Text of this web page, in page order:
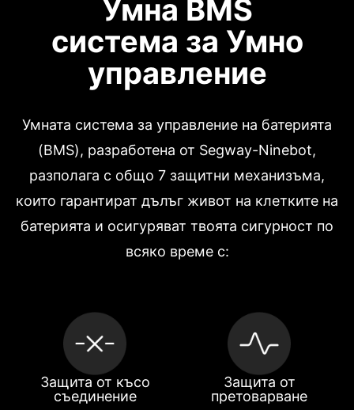
Умна BMS
система за Умно
управление
Умната система за управление на батерията
(BMS), разработена от Segway-Ninebot,
разполага с общо 7 защитни механизъма,
които гарантират дълъг живот на клетките на
батерията и осигуряват твоята сигурност по
всяко време с:
Защита от късо
съединение
Защита от
претоварване